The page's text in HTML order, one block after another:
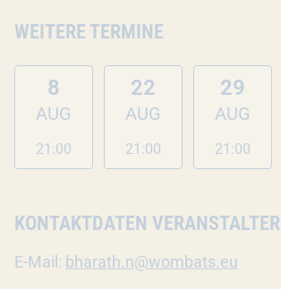
WEITERE TERMINE
8
AUG
21:00
22
AUG
21:00
29
AUG
21:00
KONTAKTDATEN VERANSTALTER
E-Mail: bharath.n@wombats.eu